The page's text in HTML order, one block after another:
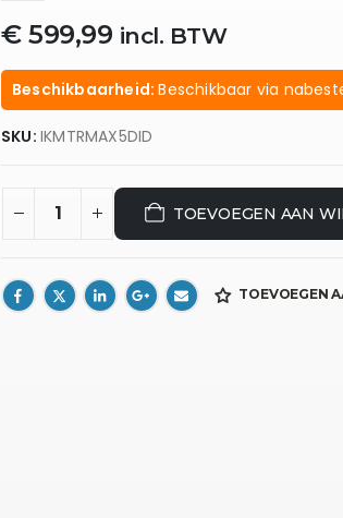
€599,99 incl. BTW
Beschikbaarheid:Beschikbaar via
SKU: IKMTRMAX5DID
TOEVOEGEN AAN
TOEVOEGEN